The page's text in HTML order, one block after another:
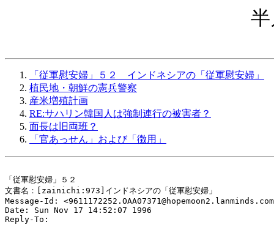
「従軍慰安婦」５２ インドネシアの「従軍慰安婦」
植民地・朝鮮の憲兵警察
産米増殖計画
RE:サハリン韓国人は強制連行の被害者？
面長は旧両班？
「官あっせん」および「徴用」
「従軍慰安婦」５２
文書名：[zainichi:973]インドネシアの「従軍慰安婦」
Message-Id:
Date: Sun Nov 17 14:52:07 1996
Reply-To: